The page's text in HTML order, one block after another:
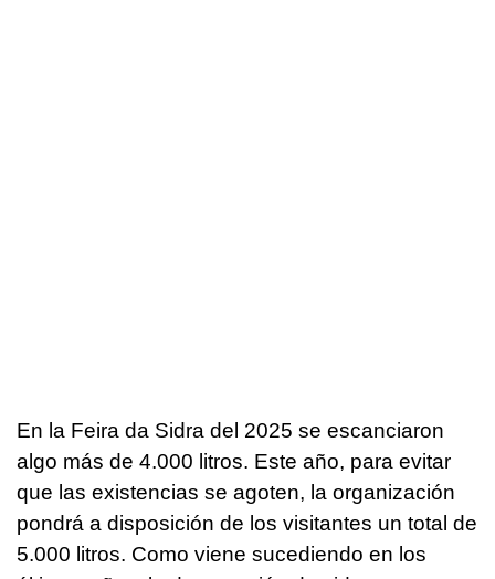
En la Feira da Sidra del 2025 se escanciaron
algo más de 4.000 litros. Este año, para evitar
que las existencias se agoten, la organización
pondrá a disposición de los visitantes un total de
5.000 litros. Como viene sucediendo en los